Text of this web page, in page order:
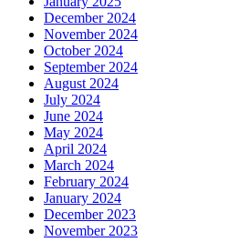
December 2024
November 2024
October 2024
September 2024
August 2024
July 2024
June 2024
May 2024
April 2024
March 2024
February 2024
January 2024
December 2023
November 2023